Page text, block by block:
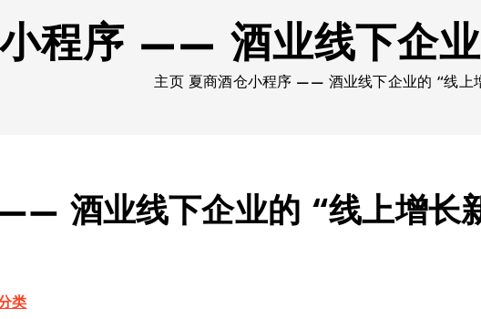
程序 —— 酒业线下企
主页 夏商酒仓小程序 —— 酒业线下企业的 “线上
酒业线下企业的 “线上增长
类